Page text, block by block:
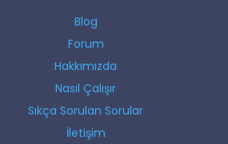
Blog
Forum
Hakkımızda
Nasıl Çalışır
Sıkça Sorulan Sorular
İletişim